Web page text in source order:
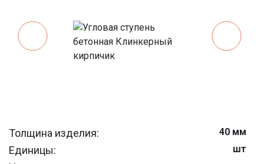
Толщина изделия: 40 мм
Единицы: шт